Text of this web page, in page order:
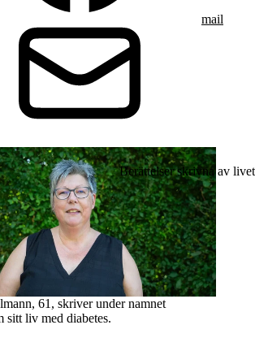
mail
Berättelser skrivna av livet
61, skriver under namnet
sitt liv med diabetes.